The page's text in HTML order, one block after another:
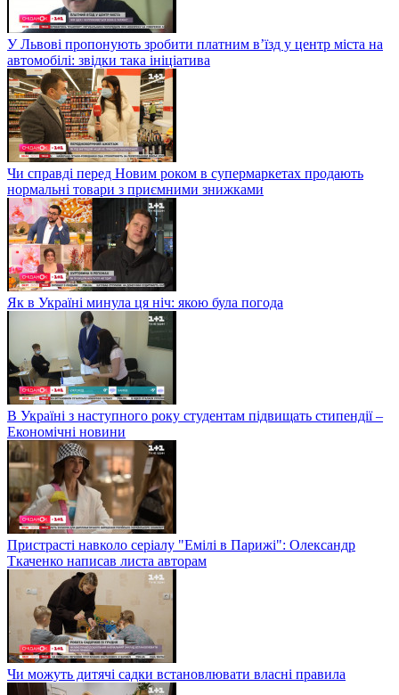
У Львові пропонують зробити платним в’їзд у центр міста на
автомобілі: звідки така ініціатива
Чи справді перед Новим роком в супермаркетах продають
нормальні товари з приємними знижками
Як в Україні минула ця ніч: якою була погода
В Україні з наступного року студентам підвищать стипендії –
Економічні новини
Пристрасті навколо серіалу "Емілі в Парижі": Олександр
Ткаченко написав листа авторам
Чи можуть дитячі садки встановлювати власні правила